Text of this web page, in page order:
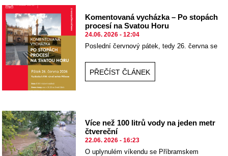
Komentovaná vycházka – Po stopách
procesí na Svatou Horu
24.06. 2026 - 12:04
Poslední červnový pátek, tedy 26. června se
PŘEČÍST ČLÁNEK
Více než 100 litrů vody na jeden metr
čtvereční
22.06. 2026 - 16:23
O uplynulém víkendu se Příbramskem